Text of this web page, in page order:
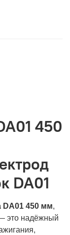
450
DA01
DA01 450 мм,
это надёжный